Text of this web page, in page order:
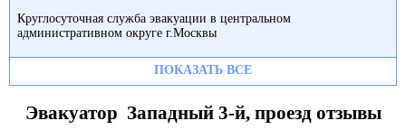
Круглосуточная служба эвакуации в центральном
административном округе г.Москвы
ПОКАЗАТЬ ВСЕ
Эвакуатор Западный 3-й, проезд отзывы